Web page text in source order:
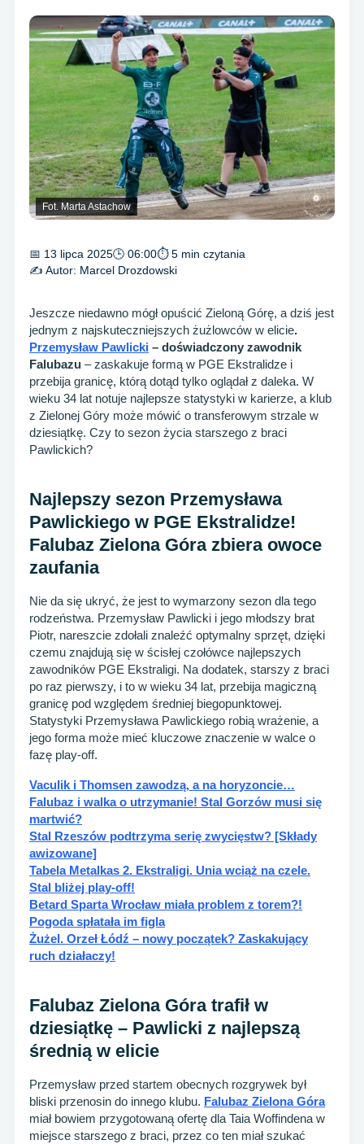
Fot. Marta Astachow
📅 13 lipca 2025🕒 06:00⏱ 5 min czytania
✍️ Autor: Marcel Drozdowski
Jeszcze niedawno mógł opuścić Zieloną Górę, a dziś jest
jednym z najskuteczniejszych żużlowców w elicie.
Przemysław Pawlicki – doświadczony zawodnik
Falubazu – zaskakuje formą w PGE Ekstralidze i
przebija granicę, którą dotąd tylko oglądał z daleka. W
wieku 34 lat notuje najlepsze statystyki w karierze, a klub
z Zielonej Góry może mówić o transferowym strzale w
dziesiątkę. Czy to sezon życia starszego z braci
Pawlickich?
Najlepszy sezon Przemysława
Pawlickiego w PGE Ekstralidze!
Falubaz Zielona Góra zbiera owoce
zaufania
Nie da się ukryć, że jest to wymarzony sezon dla tego
rodzeństwa. Przemysław Pawlicki i jego młodszy brat
Piotr, nareszcie zdołali znaleźć optymalny sprzęt, dzięki
czemu znajdują się w ścisłej czołówce najlepszych
zawodników PGE Ekstraligi. Na dodatek, starszy z braci
po raz pierwszy, i to w wieku 34 lat, przebija magiczną
granicę pod względem średniej biegopunktowej.
Statystyki Przemysława Pawlickiego robią wrażenie, a
jego forma może mieć kluczowe znaczenie w walce o
fazę play-off.
Vaculik i Thomsen zawodzą, a na horyzoncie…
Falubaz i walka o utrzymanie! Stal Gorzów musi się
martwić?
Stal Rzeszów podtrzyma serię zwycięstw? [Składy
awizowane]
Tabela Metalkas 2. Ekstraligi. Unia wciąż na czele.
Stal bliżej play-off!
Betard Sparta Wrocław miała problem z torem?!
Pogoda spłatała im figla
Żużel. Orzeł Łódź – nowy początek? Zaskakujący
ruch działaczy!
Falubaz Zielona Góra trafił w
dziesiątkę – Pawlicki z najlepszą
średnią w elicie
Przemysław przed startem obecnych rozgrywek był
bliski przenosin do innego klubu. Falubaz Zielona Góra
miał bowiem przygotowaną ofertę dla Taia Woffindena w
miejsce starszego z braci, przez co ten miał szukać